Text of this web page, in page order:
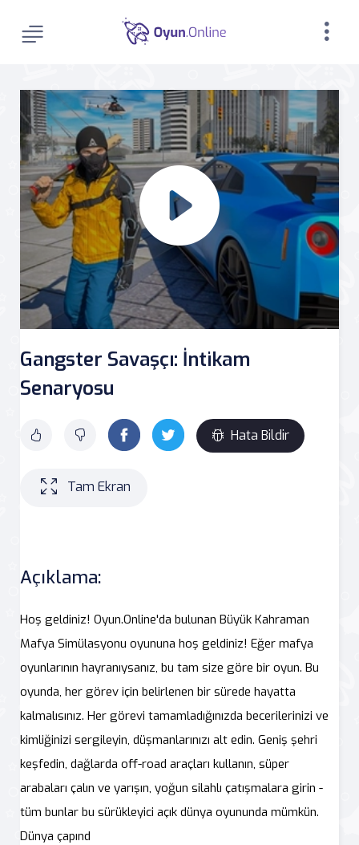
Gangster Savaşçı: İntikam
Senaryosu
Hata Bildir
Tam Ekran
Açıklama:
Hoş geldiniz! Oyun.Online'da bulunan Büyük Kahraman
Mafya Simülasyonu oyununa hoş geldiniz! Eğer mafya
oyunlarının hayranıysanız, bu tam size göre bir oyun. Bu
oyunda, her görev için belirlenen bir sürede hayatta
kalmalısınız. Her görevi tamamladığınızda becerilerinizi ve
kimliğinizi sergileyin, düşmanlarınızı alt edin. Geniş şehri
keşfedin, dağlarda off-road araçları kullanın, süper
arabaları çalın ve yarışın, yoğun silahlı çatışmalara girin -
tüm bunlar bu sürükleyici açık dünya oyununda mümkün.
Dünya çapınd